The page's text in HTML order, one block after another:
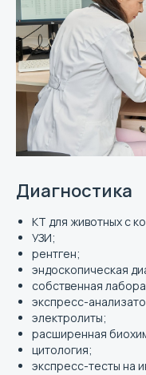
Диагностика
КТ для животных с
УЗИ;
рентген;
эндоскопическая
собственная
экспресс-
электролиты;
расширенная
цитология;
экспресс-тесты на